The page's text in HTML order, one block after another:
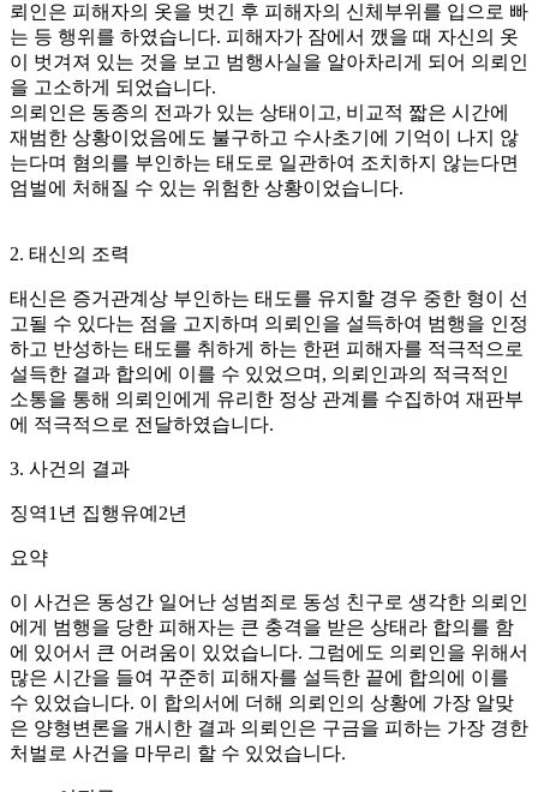
뢰인은 피해자의 옷을 벗긴 후 피해자의 신체부위를 입으로 빠
는 등 행위를 하였습니다. 피해자가 잠에서 깼을 때 자신의 옷
이 벗겨져 있는 것을 보고 범행사실을 알아차리게 되어 의뢰인
을 고소하게 되었습니다.
의뢰인은 동종의 전과가 있는 상태이고, 비교적 짧은 시간에
재범한 상황이었음에도 불구하고 수사초기에 기억이 나지 않
는다며 혐의를 부인하는 태도로 일관하여 조치하지 않는다면
엄벌에 처해질 수 있는 위험한 상황이었습니다.
2. 태신의 조력
태신은 증거관계상 부인하는 태도를 유지할 경우 중한 형이 선
고될 수 있다는 점을 고지하며 의뢰인을 설득하여 범행을 인정
하고 반성하는 태도를 취하게 하는 한편 피해자를 적극적으로
설득한 결과 합의에 이를 수 있었으며, 의뢰인과의 적극적인
소통을 통해 의뢰인에게 유리한 정상 관계를 수집하여 재판부
에 적극적으로 전달하였습니다.
3. 사건의 결과
징역1년 집행유예2년
요약
이 사건은 동성간 일어난 성범죄로 동성 친구로 생각한 의뢰인
에게 범행을 당한 피해자는 큰 충격을 받은 상태라 합의를 함
에 있어서 큰 어려움이 있었습니다. 그럼에도 의뢰인을 위해서
많은 시간을 들여 꾸준히 피해자를 설득한 끝에 합의에 이를
수 있었습니다. 이 합의서에 더해 의뢰인의 상황에 가장 알맞
은 양형변론을 개시한 결과 의뢰인은 구금을 피하는 가장 경한
처벌로 사건을 마무리 할 수 있었습니다.